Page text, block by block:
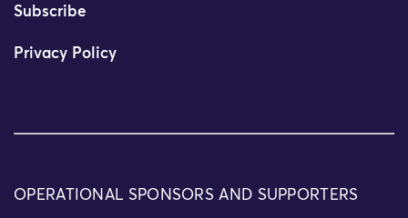
Subscribe
Privacy Policy
OPERATIONAL SPONSORS AND SUPPORTERS